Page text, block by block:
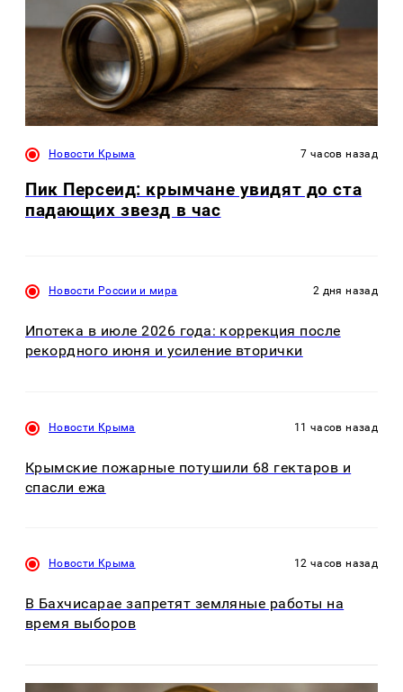
Новости Крыма 7 часов назад
Пик Персеид: крымчане увидят до ста
падающих звезд в час
Новости России и мира 2 дня назад
Ипотека в июле 2026 года: коррекция после
рекордного июня и усиление вторички
Новости Крыма 11 часов назад
Крымские пожарные потушили 68 гектаров и
спасли ежа
Новости Крыма 12 часов назад
В Бахчисарае запретят земляные работы на
время выборов